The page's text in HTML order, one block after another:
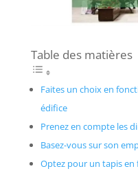
Table des matières
Faites un choix en
édifice
Prenez en compte les
Basez-vous sur son
Optez pour un tapis en